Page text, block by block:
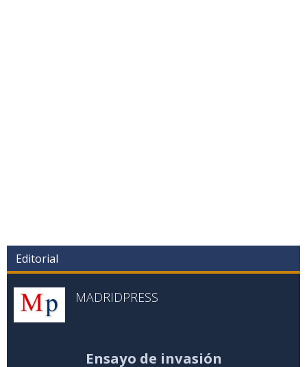
Editorial
MADRIDPRESS
Ensayo de invasión